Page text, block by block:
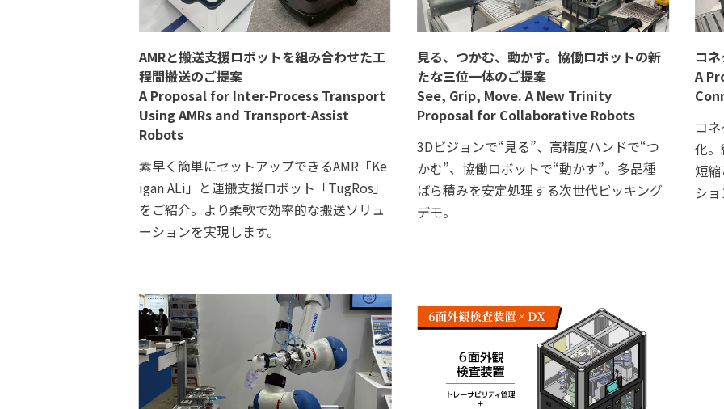
AMRと搬送支援ロボットを組み合わせた工
程間搬送のご提案
A Proposal for Inter-Process Transport
Using AMRs and Transport-Assist
Robots
素早く簡単にセットアップできるAMR「Ke
igan ALi」と運搬支援ロボット「TugRos」
をご紹介。より柔軟で効率的な搬送ソリュ
ーションを実現します。
見る、つかむ、動かす。協働ロボットの新
たな三位一体のご提案
See, Grip, Move. A New Trinity
Proposal for Collaborative Robots
3Dビジョンで“見る”、高精度ハンドで“つ
かむ”、協働ロボットで“動かす”。多品種
ばら積みを安定処理する次世代ピッキング
デモ。
コ
A
コ
化
短
シ